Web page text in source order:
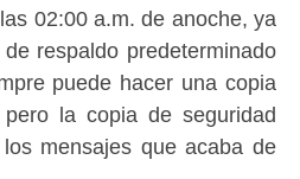
02:00 a.m. de anoche, ya
respaldo predeterminado
puede hacer una copia
la copia de seguridad
mensajes que acaba de